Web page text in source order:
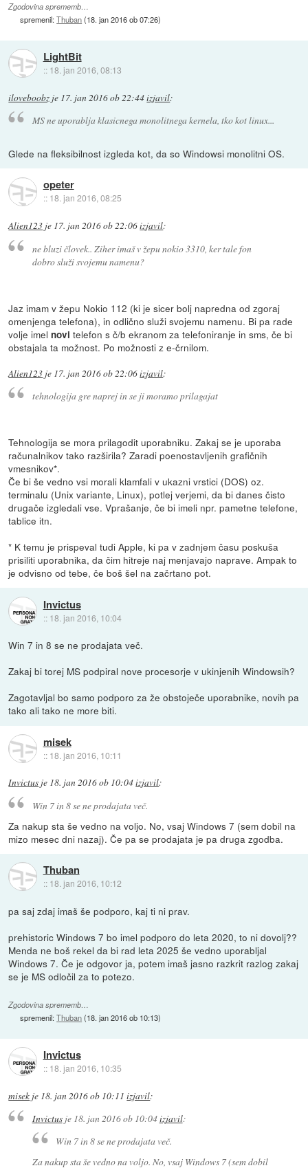
Zgodovina sprememb…
spremenil:Thuban(18. jan 2016 ob 07:26)
LightBit
:: 18. jan 2016, 08:13
iloveboobz je 17. jan 2016 ob 22:44izjavil:
MS ne uporablja klasicnega monolitnega kernela, tko kot linux...
Glede na fleksibilnost izgleda kot, da so Windowsi monolitni OS.
opeter
:: 18. jan 2016, 08:25
Alien123 je 17. jan 2016 ob 22:06izjavil:
ne bluzi človek.. Ziher imaš v žepu nokio 3310, ker tale fon
dobro služi svojemu namenu?
Jaz imam v žepu Nokio 112 (ki je sicer bolj napredna od zgoraj
omenjenga telefona), in odlično služi svojemu namenu. Bi pa rade
volje imelnovi telefon s č/b ekranom za telefoniranje in sms, če bi
obstajala ta možnost. Po možnosti z e-črnilom.
Alien123 je 17. jan 2016 ob 22:06izjavil:
tehnologija gre naprej in se ji moramo prilagajat
Tehnologija se mora prilagodit uporabniku. Zakaj se je uporaba
računalnikov tako razširila? Zaradi poenostavljenih grafičnih
vmesnikov*.
Če bi še vedno vsi morali klamfali v ukazni vrstici (DOS) oz.
terminalu (Unix variante, Linux), potlej verjemi, da bi danes čisto
drugače izgledali vse. Vprašanje, če bi imeli npr. pametne telefone,
tablice itn.
* K temu je prispeval tudi Apple, ki pa v zadnjem času poskuša
prisiliti uporabnika, da čim hitreje naj menjavajo naprave. Ampak to
je odvisno od tebe, če boš šel na začrtano pot.
Invictus
:: 18. jan 2016, 10:04
Win 7 in 8 se ne prodajata več.
Zakaj bi torej MS podpiral nove procesorje v ukinjenih Windowsih?
Zagotavljal bo samo podporo za že obstoječe uporabnike, novih pa
tako ali tako ne more biti.
misek
:: 18. jan 2016, 10:11
Invictus je 18. jan 2016 ob 10:04izjavil:
Win 7 in 8 se ne prodajata več.
Za nakup sta še vedno na voljo. No, vsaj Windows 7 (sem dobil na
mizo mesec dni nazaj). Če pa se prodajata je pa druga zgodba.
Thuban
:: 18. jan 2016, 10:12
pa saj zdaj imaš še podporo, kaj ti ni prav.
prehistoric Windows 7 bo imel podporo do leta 2020, to ni dovolj??
Menda ne boš rekel da bi rad leta 2025 še vedno uporabljal
Windows 7. Če je odgovor ja, potem imaš jasno razkrit razlog zakaj
se je MS odločil za to potezo.
Zgodovina sprememb…
spremenil:Thuban(18. jan 2016 ob 10:13)
Invictus
:: 18. jan 2016, 10:35
misek je 18. jan 2016 ob 10:11 izjavil:
Invictusje 18. jan 2016 ob 10:04izjavil:
Win 7 in 8 se ne prodajata več.
Za nakup sta še vedno na voljo. No, vsaj Windows 7 (sem dobil